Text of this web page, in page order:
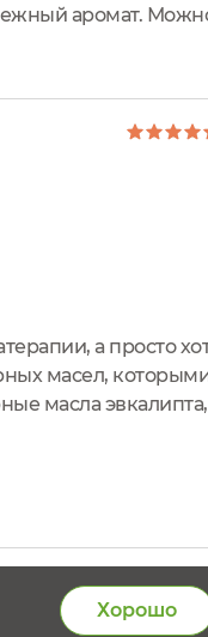
аромат.
а просто
масел,
масла эвкалипта,
Хорошо